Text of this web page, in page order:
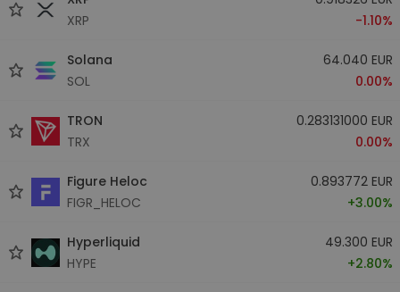
XRP
-1.10%
Solana
SOL
64.040 EUR
0.00%
TRON
TRX
0.283131000 EUR
0.00%
Figure Heloc
FIGR_HELOC
0.893772 EUR
+3.00%
Hyperliquid
HYPE
49.300 EUR
+2.80%